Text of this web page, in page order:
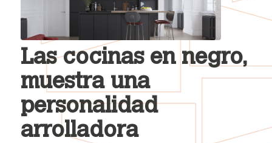
Las cocinas en negro,
muestra una
personalidad
arrolladora